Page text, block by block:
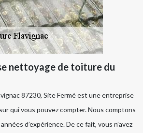
nettoyage de toiture du
87230, Site Fermé est une entreprise
qui vous pouvez compter. Nous comptons
d’expérience. De ce fait, vous n’avez